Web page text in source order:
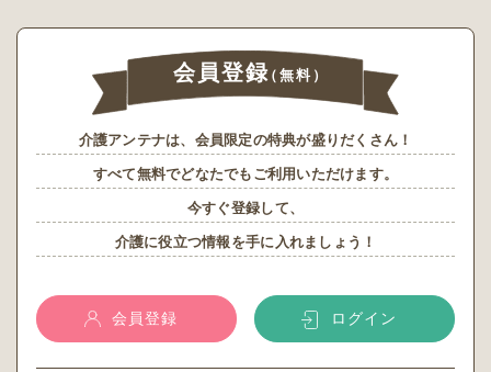
会員登録（無料）
介護アンテナは、会員限定の特典が盛りだくさん！
すべて無料でどなたでもご利用いただけます。
今すぐ登録して、
介護に役立つ情報を手に入れましょう！
会員登録 ログイン